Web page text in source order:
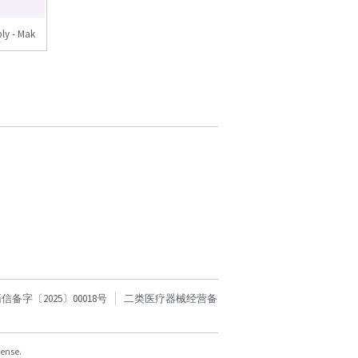
- Mak
备字〔2025〕00018号
二类医疗器械经营备